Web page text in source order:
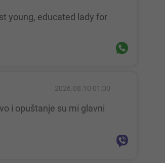
2026.08.10 01:00